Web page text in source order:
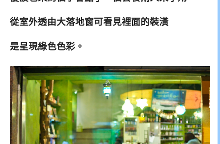
從室外透由大落地窗可看見裡面的裝潢
是呈現綠色色彩。